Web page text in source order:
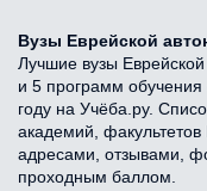
Вузы Еврейской
Лучшие вузы
и 5 программ обучения
году на Учёба.ру.
академий,
адресами, отзывами,
проходным баллом.